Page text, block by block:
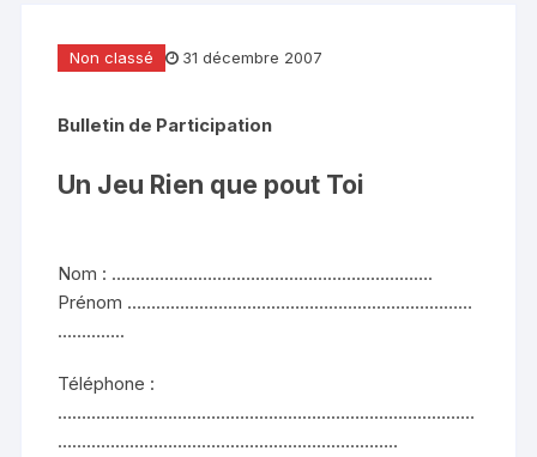
Non classé 31 décembre 2007
Bulletin de Participation
Un Jeu Rien que pout Toi
Nom : ………………………………………………………….
Prénom ………………………………………………………………
…………..
Téléphone :
……………………………………………………………………………
……………………………………………………………..